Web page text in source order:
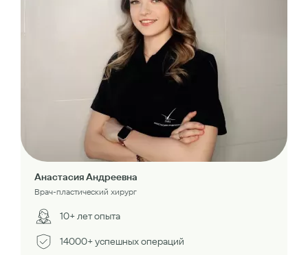
Анастасия Андреевна
Врач-пластический хирург
10+ лет опыта
14000+ успешных операций